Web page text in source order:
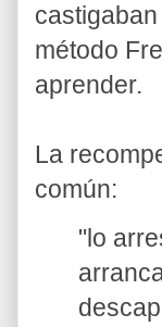
método
aprender.
La
común:
"lo